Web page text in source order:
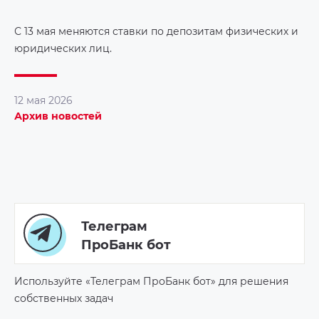
С 13 мая меняются ставки по депозитам физических и
юридических лиц.
12 мая 2026
Архив новостей
Телеграм
ПроБанк бот
Используйте «Телеграм ПроБанк бот» для решения
собственных задач